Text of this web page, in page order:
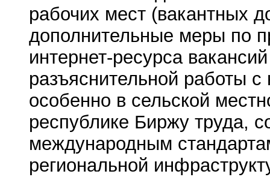
рабочих мест (вакантных
дополнительные меры по
интернет-ресурса
разъяснительной работы
особенно в сельской
республике Биржу труда,
международным
региональной